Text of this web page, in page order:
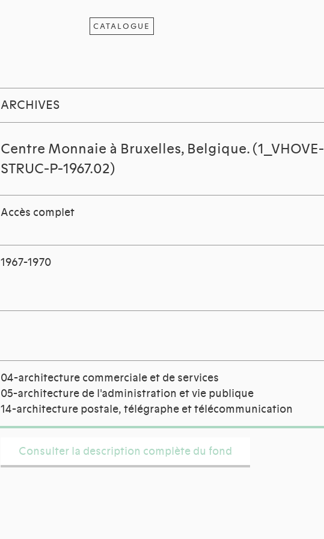
CATALOGUE
ARCHIVES
Centre Monnaie à Bruxelles, Belgique. (1_VHOVE-
STRUC-P-1967.02)
Accès complet
1967-1970
04-architecture commerciale et de services
05-architecture de l'administration et vie publique
14-architecture postale, télégraphe et télécommunication
Consulter la description complète du fond